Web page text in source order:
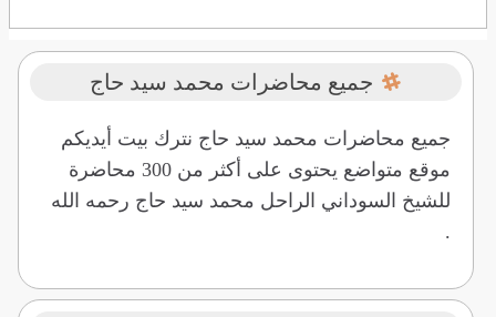
جميع محاضرات محمد سيد حاج
جميع محاضرات محمد سيد حاج نترك بيت أيديكم
موقع متواضع يحتوى على أكثر من 300 محاضرة
للشيخ السوداني الراحل محمد سيد حاج رحمه الله
.